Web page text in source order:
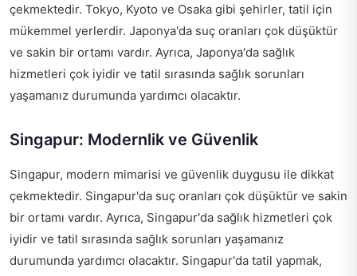
çekmektedir. Tokyo, Kyoto ve Osaka gibi şehirler, tatil için
mükemmel yerlerdir. Japonya'da suç oranları çok düşüktür
ve sakin bir ortamı vardır. Ayrıca, Japonya'da sağlık
hizmetleri çok iyidir ve tatil sırasında sağlık sorunları
yaşamanız durumunda yardımcı olacaktır.
Singapur: Modernlik ve Güvenlik
Singapur, modern mimarisi ve güvenlik duygusu ile dikkat
çekmektedir. Singapur'da suç oranları çok düşüktür ve sakin
bir ortamı vardır. Ayrıca, Singapur'da sağlık hizmetleri çok
iyidir ve tatil sırasında sağlık sorunları yaşamanız
durumunda yardımcı olacaktır. Singapur'da tatil yapmak,